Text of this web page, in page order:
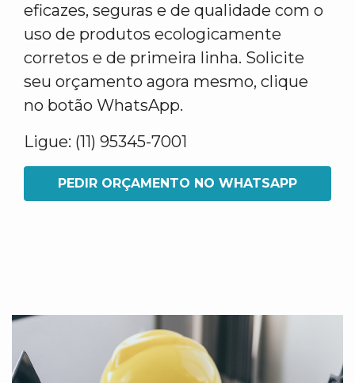
eficazes, seguras e de qualidade com o
uso de produtos ecologicamente
corretos e de primeira linha. Solicite
seu orçamento agora mesmo, clique
no botão WhatsApp.
Ligue: (11) 95345-7001
PEDIR ORÇAMENTO NO WHATSAPP